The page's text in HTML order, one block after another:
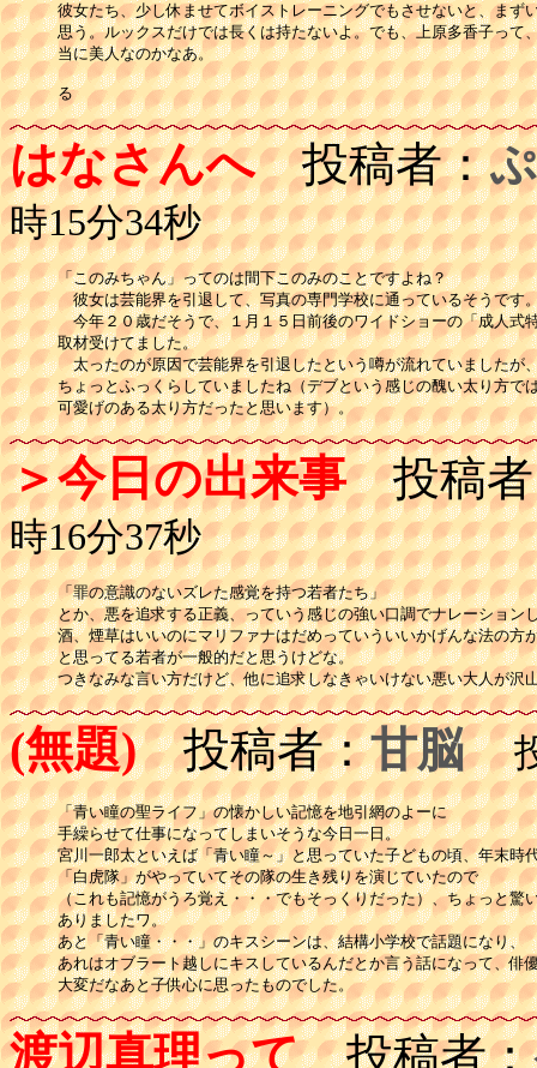
彼女たち、少し休ませてボイストレーニングでもさせないと、まず
思う。ルックスだけでは長くは持たないよ。でも、上原多香子って
当に美人なのかなあ。
る
はなさんへ投稿者：
時15分34秒
「このみちゃん」ってのは間下このみのことですよね？
彼女は芸能界を引退して、写真の専門学校に通っているそうです
今年２０歳だそうで、１月１５日前後のワイドショーの「成人式
取材受けてました。
太ったのが原因で芸能界を引退したという噂が流れていましたが
ちょっとふっくらしていましたね（デブという感じの醜い太り方で
可愛げのある太り方だったと思います）。
＞今日の出来事投稿者
時16分37秒
「罪の意識のないズレた感覚を持つ若者たち」
とか、悪を追求する正義、っていう感じの強い口調でナレーション
酒、煙草はいいのにマリファナはだめっていういいかげんな法の方
と思ってる若者が一般的だと思うけどな。
つきなみな言い方だけど、他に追求しなきゃいけない悪い大人が沢
(無題)投稿者：甘脳 投
「青い瞳の聖ライフ」の懐かしい記憶を地引網のよーに
手繰らせて仕事になってしまいそうな今日一日。
宮川一郎太といえば「青い瞳～」と思っていた子どもの頃、年末時
「白虎隊」がやっていてその隊の生き残りを演じていたので
（これも記憶がうろ覚え・・・でもそっくりだった）、ちょっと驚
ありましたワ。
あと「青い瞳・・・」のキスシーンは、結構小学校で話題になり、
あれはオブラート越しにキスしているんだとか言う話になって、俳
大変だなあと子供心に思ったものでした。
渡辺真理って投稿者：